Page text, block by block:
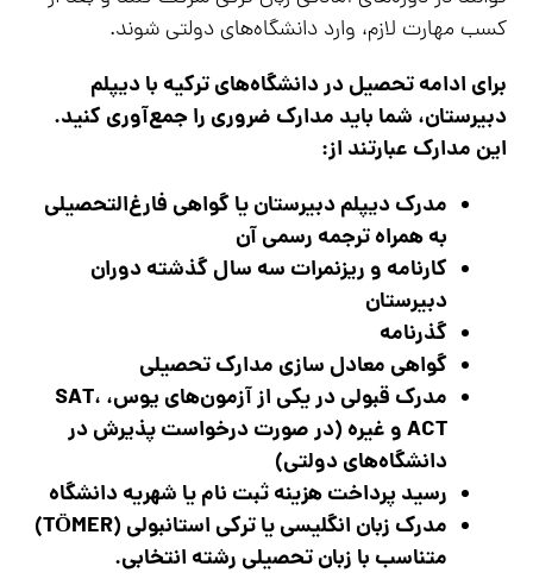
کسب مهارت لازم، وارد دانشگاه‌های دولتی شوند.
برای ادامه تحصیل در دانشگاه‌های ترکیه با دیپلم
دبیرستان، شما باید مدارک ضروری را جمع‌آوری کنید.
این مدارک عبارتند از:
مدرک دیپلم دبیرستان یا گواهی فارغ‌التحصیلی
به همراه ترجمه رسمی آن
کارنامه و ریزنمرات سه سال گذشته دوران
دبیرستان
گذرنامه
گواهی معادل سازی مدارک تحصیلی
مدرک قبولی در یکی از آزمون‌های یوس، SAT،
ACT و غیره (در صورت درخواست پذیرش در
دانشگاه‌های دولتی)
رسید پرداخت هزینه ثبت نام یا شهریه دانشگاه
مدرک زبان انگلیسی یا ترکی استانبولی (TÖMER)
متناسب با زبان تحصیلی رشته انتخابی.